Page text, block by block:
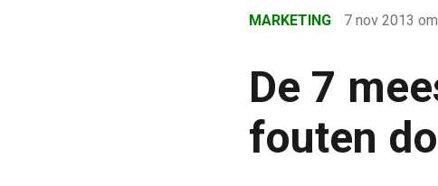
›
Marketing
›
MARKETING 7 nov 2013
De 7
fouten